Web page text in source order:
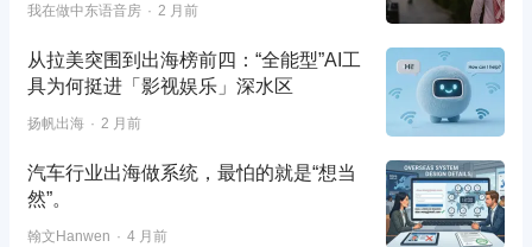
我在做中东语音房 2 月前
从拉美突围到出海榜前四：“全能型”AI工
具为何挺进「影视娱乐」深水区
扬帆出海 2 月前
汽车行业出海做系统，最怕的就是“想当
然”。
翰文Hanwen 4 月前